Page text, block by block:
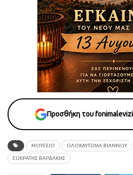
Προσθήκη του
ΜΟΥΣΕΙΟ ΟΛΟΚΑΥΤΩΜΑ ΒΙΑΝΝΟΥ
ΣΩΚΡΑΤΗΣ ΒΑΡΔΑΚΗΣ